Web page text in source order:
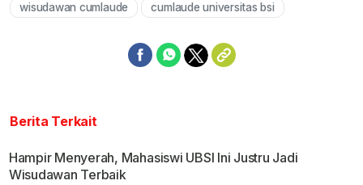
wisudawan cumlaude cumlaude universitas bsi
Berita Terkait
Hampir Menyerah, Mahasiswi UBSI Ini Justru Jadi
Wisudawan Terbaik